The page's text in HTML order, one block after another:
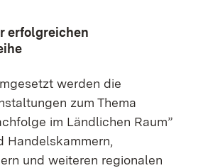
erfolgreichen
werden die
zum Thema
im Ländlichen Raum”
Handelskammern,
und weiteren regionalen